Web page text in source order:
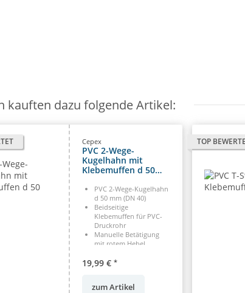
kauften dazu folgende Artikel:
Cepex
PVC 2-Wege-
Kugelhahn mit
Klebemuffen d 50
PVC 2-Wege-Kugelhahn
d 50 mm (DN 40)
Beidseitige
Klebemuffen für PVC-
Druckrohr
Manuelle Betätigung
mit rotem Hebel
minimaler Druckverlust
19,99 € *
zum Artikel
TOP